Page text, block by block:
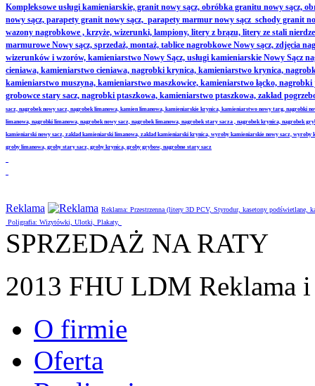
Kompleksowe usługi kamieniarskie, granit nowy sącz, obróbka granitu nowy sącz,
nowy sącz, parapety granit nowy sącz, parapety marmur nowy sącz schody granit
wazony nagrobkowe , krzyże, wizerunki, lampiony, litery z brązu, litery ze stali
marmurowe Nowy sącz, sprzedaż, montaż, tablice nagrobkowe Nowy sącz, zdjęcia
wizerunków i wzorów, kamieniarstwo Nowy Sącz, usługi kamieniarskie Nowy
cieniawa, kamieniarstwo cieniawa, nagrobki krynica, kamieniarstwo krynica,
kamieniarstwo muszyna, kamieniarstwo maszkowice, kamieniarstwo łącko,
grobowce stary sacz, nagrobki ptaszkowa, kamieniarstwo ptaszkowa, zakład
sacz, nagrobek nowy sacz, nagrobek limanowa, kamien limanowa, kamieniarskie krynica, kamieniarstwo nowy targ,
limanowa, nagrobki limanowa, nagrobek nowy sacz, nagrobek limanowa, nagrobek stary sacza , nagrobek krynica, nagrobek
kamieniarski nowy sacz, zaklad kamieniarski limanowa, zaklad kamieniarski krynica, wyroby kamieniarskie nowy sacz,
groby limanowa, groby stary sacz, groby krynica, groby grybow, nagrobne stary sacz
Reklama
Reklama: Przestrzenna (litery 3D PCV, Styrodur, kasetony
Poligrafia: Wizytówki, Ulotki, Plakaty,
SPRZEDAŻ NA RATY
2013 FHU LDM Reklama
O firmie
Oferta